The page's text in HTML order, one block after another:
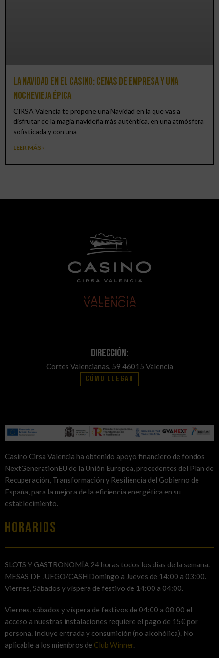
La Navidad en el Casino: cenas de empresa y una
Nochevieja épica
CIRSA Valencia te propone una Navidad en la que vas a
disfrutar de la magia navideña más auténtica, en una atmósfera
sofisticada y con una
LEER MÁS »
Dirección:
Cortes Valencianas, 59 46015 Valencia
Cómo llegar
Casino Cirsa Valencia ha obtenido apoyo financiero de fondos
NextGenerationEU de la Unión Europea, procedentes del Plan de
Recuperación, Transformación y Resiliencia del Gobierno de
España, para la mejora de la eficiencia energética en su
establecimiento.
HORARIOS
SLOTS Y GASTRONOMÍA 24 horas todos los dias de la semana.
MESAS DE JUEGO/CASH Domingo a Jueves de 14:00 a 03:00.
Viernes, Sábados y víspera de festivo de 14:00 a 04:00.
Viernes, sábados y víspera de festivos de 04:00 a 08:00 el
acceso a nuestras instalaciones requiere el pago de 15€ por
persona. Incluye entrada y consumición (no alcohólica). No
aplicable a los miembros de Club Winner.